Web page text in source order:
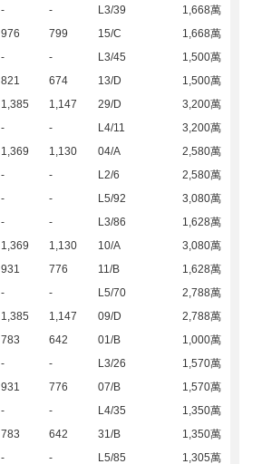
- - L3/39
1,668萬
976 799 15/C
1,668萬
- - L3/45
1,500萬
821 674 13/D
1,500萬
1,385 1,147 29/D
3,200萬
- - L4/11
3,200萬
1,369 1,130 04/A
2,580萬
- - L2/6
2,580萬
- - L5/92
3,080萬
- - L3/86
1,628萬
1,369 1,130 10/A
3,080萬
931 776 11/B
1,628萬
- - L5/70
2,788萬
1,385 1,147 09/D
2,788萬
783 642 01/B
1,000萬
- - L3/26
1,570萬
931 776 07/B
1,570萬
- - L4/35
1,350萬
783 642 31/B
1,350萬
- - L5/85
1,305萬